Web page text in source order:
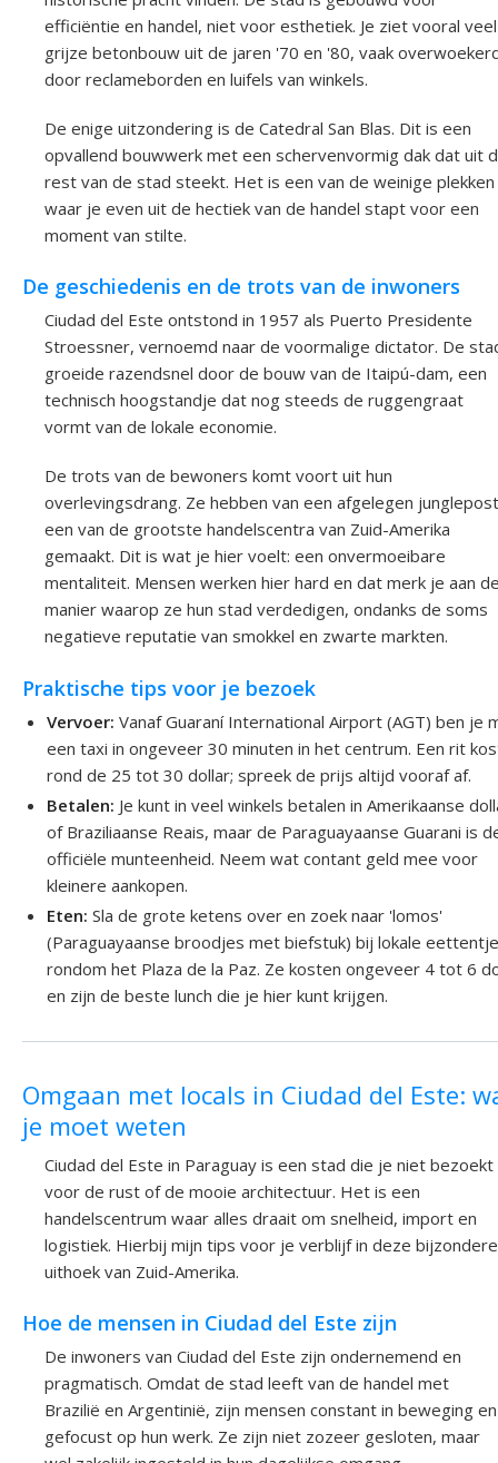
efficiëntie en handel, niet voor esthetiek. Je ziet vooral veel
grijze betonbouw uit de jaren '70 en '80, vaak
door reclameborden en luifels van winkels.
De enige uitzondering is de Catedral San Blas. Dit is een
opvallend bouwwerk met een schervenvormig dak dat uit
rest van de stad steekt. Het is een van de weinige plekken
waar je even uit de hectiek van de handel stapt voor een
moment van stilte.
De geschiedenis en de trots van de inwoners
Ciudad del Este ontstond in 1957 als Puerto Presidente
Stroessner, vernoemd naar de voormalige dictator. De
groeide razendsnel door de bouw van de Itaipú-dam, een
technisch hoogstandje dat nog steeds de ruggengraat
vormt van de lokale economie.
De trots van de bewoners komt voort uit hun
overlevingsdrang. Ze hebben van een afgelegen junglepost
een van de grootste handelscentra van Zuid-Amerika
gemaakt. Dit is wat je hier voelt: een onvermoeibare
mentaliteit. Mensen werken hier hard en dat merk je aan
manier waarop ze hun stad verdedigen, ondanks de soms
negatieve reputatie van smokkel en zwarte markten.
Praktische tips voor je bezoek
Vervoer: Vanaf Guaraní International Airport (AGT) ben je
een taxi in ongeveer 30 minuten in het centrum. Een rit
rond de 25 tot 30 dollar; spreek de prijs altijd vooraf af.
Betalen: Je kunt in veel winkels betalen in Amerikaanse
of Braziliaanse Reais, maar de Paraguayaanse Guarani is
officiële munteenheid. Neem wat contant geld mee voor
kleinere aankopen.
Eten: Sla de grote ketens over en zoek naar 'lomos'
(Paraguayaanse broodjes met biefstuk) bij lokale
rondom het Plaza de la Paz. Ze kosten ongeveer 4 tot 6
en zijn de beste lunch die je hier kunt krijgen.
Omgaan met locals in Ciudad del Este:
je moet weten
Ciudad del Este in Paraguay is een stad die je niet bezoekt
voor de rust of de mooie architectuur. Het is een
handelscentrum waar alles draait om snelheid, import en
logistiek. Hierbij mijn tips voor je verblijf in deze bijzondere
uithoek van Zuid-Amerika.
Hoe de mensen in Ciudad del Este zijn
De inwoners van Ciudad del Este zijn ondernemend en
pragmatisch. Omdat de stad leeft van de handel met
Brazilië en Argentinië, zijn mensen constant in beweging en
gefocust op hun werk. Ze zijn niet zozeer gesloten, maar